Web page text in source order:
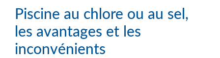
Piscine au chlore ou au sel,
les avantages et les
inconvénients